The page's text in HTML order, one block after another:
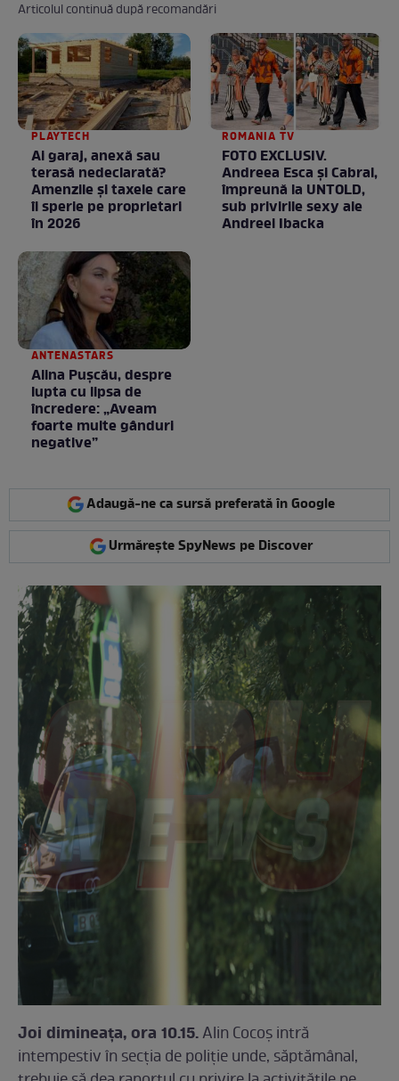
Articolul continuă după recomandări
PLAYTECH
Ai garaj, anexă sau
terasă nedeclarată?
Amenzile și taxele care
îi sperie pe proprietari
în 2026
ROMANIA TV
FOTO EXCLUSIV.
Andreea Esca şi Cabral,
împreună la UNTOLD,
sub privirile sexy ale
Andreei Ibacka
ANTENASTARS
Alina Pușcău, despre
lupta cu lipsa de
încredere: „Aveam
foarte multe gânduri
negative”
Adaugă-ne ca sursă preferată în Google
Urmărește SpyNews pe Discover
Joi dimineața, ora 10.15.Alin Cocoș intră
intempestiv în secția de poliție unde, săptămânal,